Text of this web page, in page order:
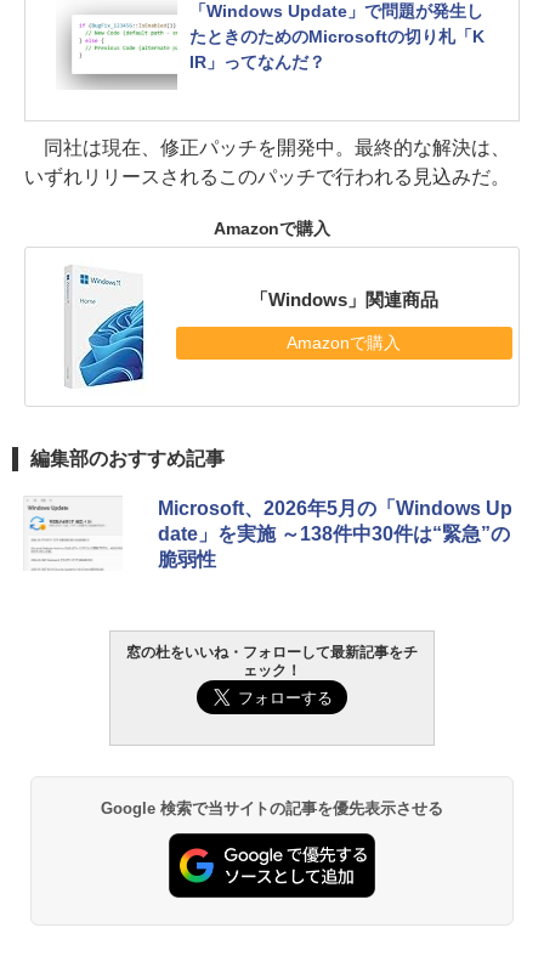
「Windows Update」で問題が発生し
たときのためのMicrosoftの切り札「K
IR」ってなんだ？
同社は現在、修正パッチを開発中。最終的な解決は、
いずれリリースされるこのパッチで行われる見込みだ。
Amazonで購入
「Windows」関連商品
Amazonで購入
編集部のおすすめ記事
Microsoft、2026年5月の「Windows Up
date」を実施 ～138件中30件は“緊急”の
脆弱性
窓の杜をいいね・フォローして最新記事をチ
ェック！
Google 検索で当サイトの記事を優先表示させる